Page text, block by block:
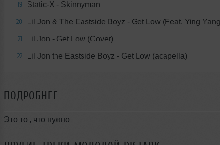
19 Static-X - Skinnyman
20 Lil Jon & The Eastside Boyz - Get Low (Feat. Ying
21 Lil Jon - Get Low (Cover)
22 Lil Jon the Eastside Boyz - Get Low (acapella)
ПОДРОБНЕЕ
Это то , что нужно